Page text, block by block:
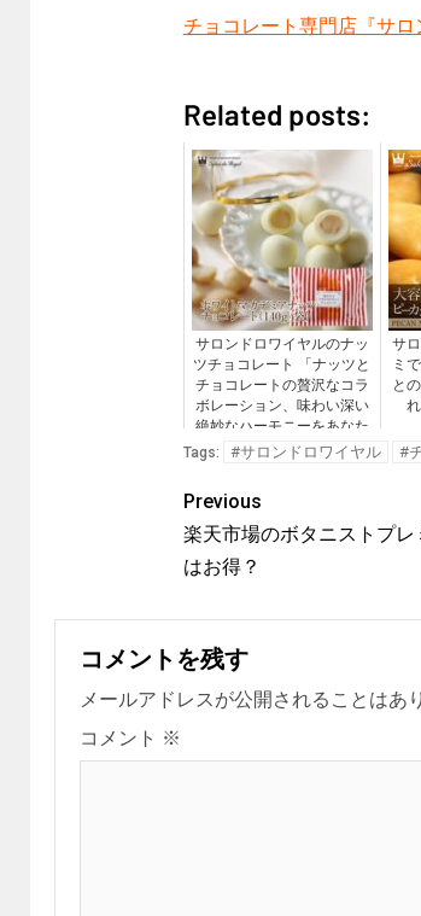
チョコレート専門店『サロ
Related posts:
サロンドロワイヤルのナッ
ツチョコレート 「ナッツと
チョコレートの贅沢なコラ
ボレーション、味わい深い
絶妙なハーモニーをあなた
に」
サ
ミ
と
Tags: #サロンドロワイヤル #
Previous
楽天市場のボタニストプレ
はお得？
コメントを残す
メールアドレスが公開されることはあ
コメント ※